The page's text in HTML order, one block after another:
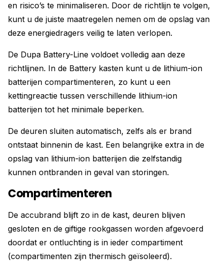
en risico’s te minimaliseren. Door de richtlijn te volgen,
kunt u de juiste maatregelen nemen om de opslag van
deze energiedragers veilig te laten verlopen.
De Dupa Battery-Line voldoet volledig aan deze
richtlijnen. In de Battery kasten kunt u de lithium-ion
batterijen compartimenteren, zo kunt u een
kettingreactie tussen verschillende lithium-ion
batterijen tot het minimale beperken.
De deuren sluiten automatisch, zelfs als er brand
ontstaat binnenin de kast. Een belangrijke extra in de
opslag van lithium-ion batterijen die zelfstandig
kunnen ontbranden in geval van storingen.
Compartimenteren
De accubrand blijft zo in de kast, deuren blijven
gesloten en de giftige rookgassen worden afgevoerd
doordat er ontluchting is in ieder compartiment
(compartimenten zijn thermisch geïsoleerd).